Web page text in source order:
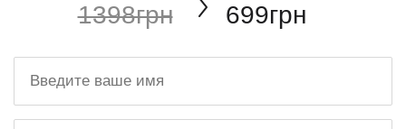
1398грн 699грн